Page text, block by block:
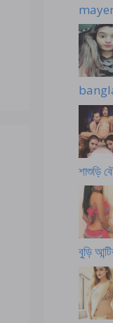
mayer
শাশুড়ি
বুড়ি